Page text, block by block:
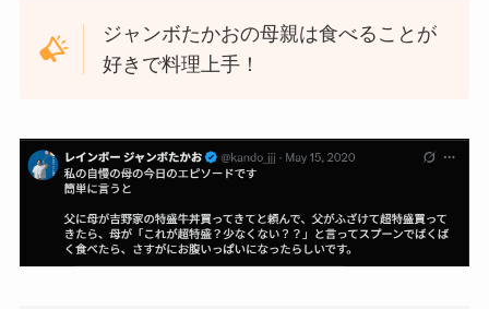
ジャンボたかおの母親は食べることが
好きで料理上手！